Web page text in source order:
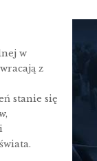
w
z
stanie się